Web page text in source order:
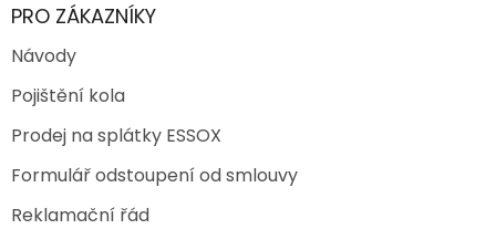
PRO ZÁKAZNÍKY
Návody
Pojištění kola
Prodej na splátky ESSOX
Formulář odstoupení od smlouvy
Reklamační řád